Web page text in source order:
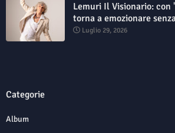
Lemuri Il Visionario: con
torna a emozionare
Luglio 29, 2026
Categorie
Album